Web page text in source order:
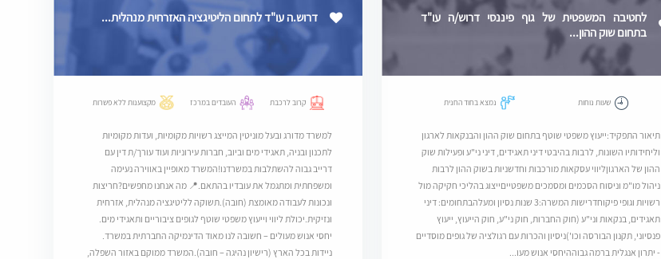
לחטיבה המשפטית של גוף פיננסי דרוש/ה עו"ד
בתחום שוק ההון...
שעות נוחות נמצא בחוד החנית
תיאור התפקיד:ייעוץ משפטי שוטף בתחום שוק ההון והבנקאות לארגון
וליחידותיו השונות, לרבות בהיבטי דיני תאגידים, דיני ני"ע ופעילות שוק
ההון של הארגוןליווי עסקאות מורכבות וחדשניות בשוק ההון לרבות
ניהול מו"מ וניסוח הסכמים ומסמכים משפטייםייצוג בהליכי חקיקה מול
רשויות וגופי פיקוחדרישות המשרה:3 שנות נסיון ומעלהבתחומים: דיני
תאגידים, בנקאות וני"ע (חוק החברות, חוק ני"ע, חוק הייעוץ, ייעוץ
פנסיוני, תקנון הבורסה וכו')ניסיון והכרות עם רגולציה של גופים מוסדיים
- יתרון אנגלית ברמה גבוההיחסי אנוש מעו...
דרוש.ה עו"ד לתחום הליטיגציה האזרחית מנהלית...
קרוב לרכבת העובדים במרכז מקצוענות ללא פשרות
למשרד מדורג ובעל מוניטין המייצג רשויות מקומיות, ועדות מקומיות
לתכנון ובניה, תאגידי מים וביוב, חברות עירוניות ועוד עורך/ת דין עם
דרייב גבוה להשתלבות במשרדנו!המשרד מאופיין באווירה נעימה
ומשפחתית ומתגמל את עובדיו בהתאם.​📍 מה אנחנו מחפשים?חריצות
ונכונות לעבודה מאומצת (חובה).​תשוקה לליטיגציה מנהלית, אזרחית
ונזיקית.​יכולת ליווי וייעוץ משפטי שוטף לגופים ציבוריים ותאגידי מים.​
יחסי אנוש מעולים – חשובה לנו מאוד הדינמיקה החברתית במשרד.​
ניידות בכל הארץ (רישיון נהיגה – חובה).המשרד ממוקם באזור השפלה,